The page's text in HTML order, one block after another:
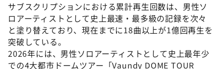
サブスクリプションにおける累計再生回数は、男性ソ
ロアーティストとして史上最速・最多級の記録を次々
と塗り替えており、現在までに18曲以上が1億回再生を
突破している。
2026年には、男性ソロアーティストとして史上最年少
での4大都市ドームツアー「Vaundy DOME TOUR